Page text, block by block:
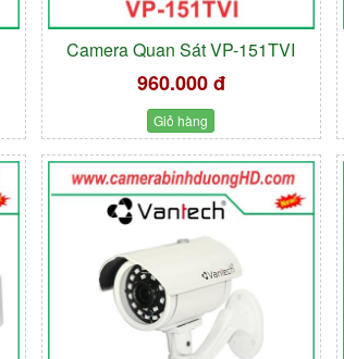
Camera Quan Sát VP-151TVI
960.000 đ
Giỏ hàng